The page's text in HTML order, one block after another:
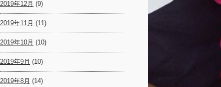
2019年12月 (9)
2019年11月 (11)
2019年10月 (10)
2019年9月 (10)
2019年8月 (14)